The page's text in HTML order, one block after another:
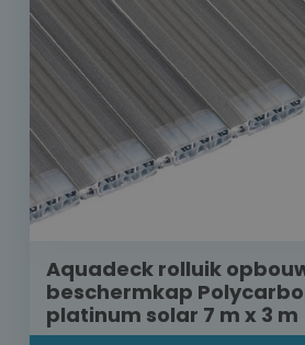
Aquadeck rolluik
beschermkap
platinum solar 7 m x 3 m